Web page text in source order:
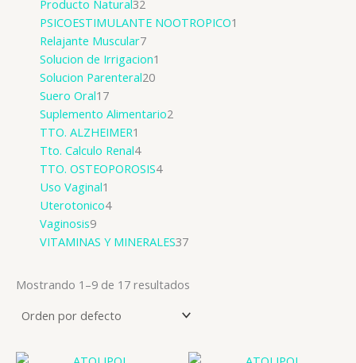
Producto Natural 32
PSICOESTIMULANTE NOOTROPICO1
Relajante Muscular7
Solucion de Irrigacion1
Solucion Parenteral20
Suero Oral17
Suplemento Alimentario2
TTO. ALZHEIMER1
Tto. Calculo Renal4
TTO. OSTEOPOROSIS4
Uso Vaginal1
Uterotonico4
Vaginosis9
VITAMINAS Y MINERALES37
Mostrando 1–9 de 17 resultados